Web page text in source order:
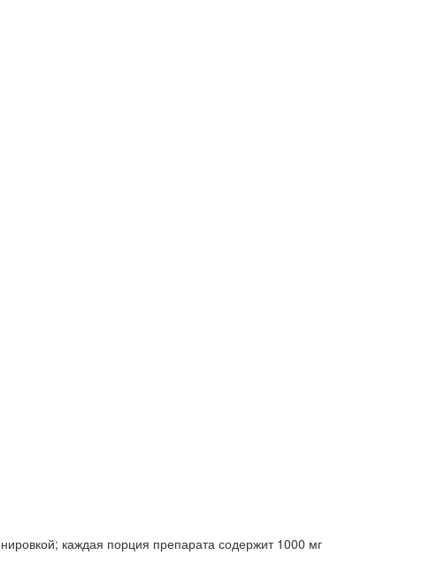
каждая порция препарата содержит 1000 мг